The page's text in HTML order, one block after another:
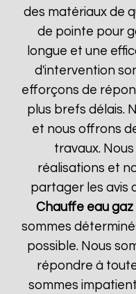
des matériaux de
de pointe pour
longue et une
d'intervention
efforçons de
plus brefs délais.
et nous offrons
travaux.
réalisations et
partager les avis
Chauffe eau gaz
sommes
possible. Nous
répondre à
sommes